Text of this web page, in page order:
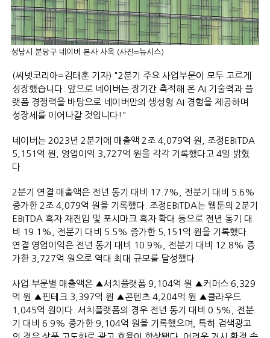
성남시 분당구 네이버 본사 사옥 (사진=뉴시스)
(씨넷코리아=김태훈 기자) "2분기 주요 사업부문이 모두 고르게
성장했습니다. 앞으로 네이버는 장기간 축적해 온 AI 기술력과 플
랫폼 경쟁력을 바탕으로 네이버만의 생성형 AI 경험을 제공하며
성장세를 이어나갈 것입니다!"
네이버는 2023년 2분기에 매출액 2조 4,079억 원, 조정EBITDA
5,151억 원, 영업이익 3,727억 원을 각각 기록했다고 4일 밝혔
다.
2분기 연결 매출액은 전년 동기 대비 17.7%, 전분기 대비 5.6%
증가한 2조 4,079억 원을 기록했다. 조정EBITDA는 웹툰의 2분기
EBITDA 흑자 재진입 및 포시마크 흑자 확대 등으로 전년 동기 대
비 19.1%, 전분기 대비 5.5% 증가한 5,151억 원을 기록했다.
연결 영업이익은 전년 동기 대비 10.9%, 전분기 대비 12.8% 증
가한 3,727억 원으로 역대 최대 규모를 달성했다.
사업 부문별 매출액은 ▲서치플랫폼 9,104억 원 ▲커머스 6,329
억 원 ▲핀테크 3,397억 원 ▲콘텐츠 4,204억 원 ▲클라우드
1,045억 원이다. 서치플랫폼의 경우 전년 동기 대비 0.5%, 전분
기 대비 6.9% 증가한 9,104억 원을 기록했으며, 특히 검색광고